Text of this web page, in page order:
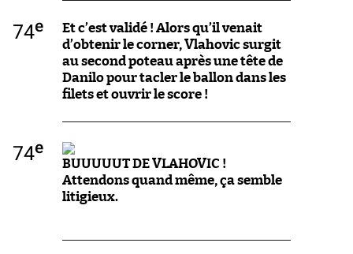
74e
Et c’est validé ! Alors qu’il venait
d’obtenir le corner, Vlahovic surgit
au second poteau après une tête de
Danilo pour tacler le ballon dans les
filets et ouvrir le score !
74e
BUUUUUT DE VLAHOVIC !
Attendons quand même, ça semble
litigieux.